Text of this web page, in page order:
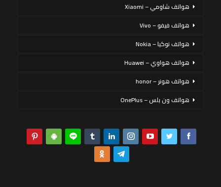
هواتف شاومي – Xiaomi
هواتف فيفو – Vivo
هواتف نوكيا – Nokia
هواتف هواوي – Huawei
هواتف هونر – honor
هواتف ون بلس – OnePlus